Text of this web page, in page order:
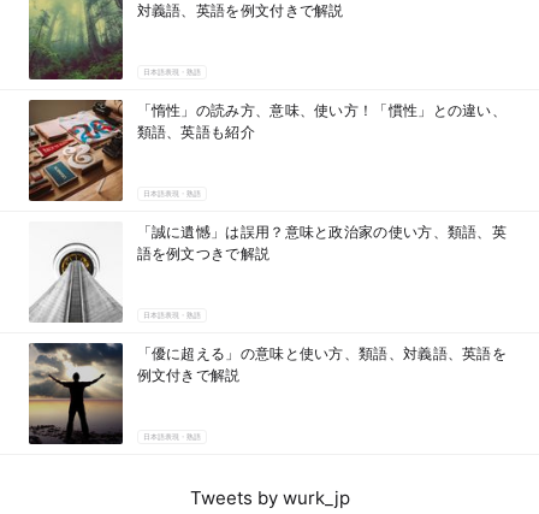
対義語、英語を例文付きで解説
日本語表現・熟語
「惰性」の読み方、意味、使い方！「慣性」との違い、
類語、英語も紹介
日本語表現・熟語
「誠に遺憾」は誤用？意味と政治家の使い方、類語、英
語を例文つきで解説
日本語表現・熟語
「優に超える」の意味と使い方、類語、対義語、英語を
例文付きで解説
日本語表現・熟語
Tweets by wurk_jp